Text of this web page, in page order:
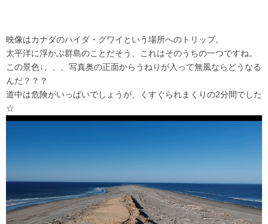
映像はカナダのハイダ・グワイという場所へのトリップ。
太平洋に浮かぶ群島のことだそう、これはそのうちの一つですね。
この景色↓、、、写真奥の正面からうねりが入って無風ならどうなる
んだ？？？
道中は危険がいっぱいでしょうが、くすぐられまくりの2分間でした
☆